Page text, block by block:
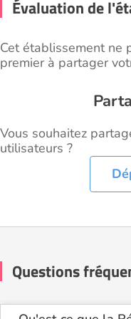
Évaluation de
Cet établissement ne
premier à partager
Vous souhaitez
utilisateurs ?
Questions